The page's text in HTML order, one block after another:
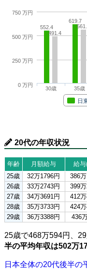
552.4
619.7
491.4
日
30歳 35歳
0 万円
250 万円
500 万円
750 万円
20代の年収状況
年齢 月額給与 給
25歳
32万1796円 386
26歳
33万2743円 399
27歳
34万3691円 412
28歳
35万3733円 424
29歳
36万3388円 436
25歳で468万594円、
半の平均年収は502万
日本全体の20代後半の